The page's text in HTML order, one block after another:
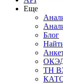
Еще
Блог
ТН